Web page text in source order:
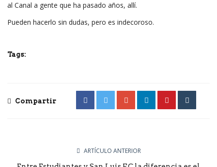
al Canal a gente que ha pasado años, allí.
Pueden hacerlo sin dudas, pero es indecoroso.
Tags:
Compartir
ARTÍCULO ANTERIOR